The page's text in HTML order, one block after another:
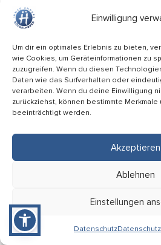
Einwilligung
Um dir ein optimales Erlebnis zu bieten,
wie Cookies, um Geräteinformationen zu
zuzugreifen. Wenn du diesen
Daten wie das Surfverhalten oder
verarbeiten. Wenn du deine Einwilligung
zurückziehst, können bestimmte Merkmale
beeinträchtigt werden.
Akzeptieren
Ablehnen
Einstellungen
DatenschutzDatenschutz
Picknick Konzert – Mitsing-
HÜ-Arena am Förderturm
Eintritt: Frei